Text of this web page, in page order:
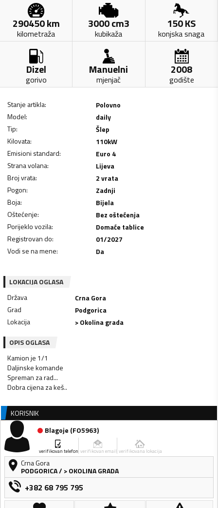
290450km
kilometraža
3000cm3
kubikaža
150KS
konjska snaga
Dizel
gorivo
Manuelni
mjenjač
2008
godište
Stanje artikla:
Polovno
Model:
daily
Tip:
Šlep
Kilovata: 110kW
Emisioni standard:
Euro 4
Strana volana:
Lijeva
Broj vrata:
2 vrata
Pogon:
Zadnji
Boja:
Bijela
Oštećenje:
Bez oštećenja
Porijeklo vozila:
Domaće tablice
Registrovan do:
01/2027
Vodi se na mene: Da
LOKACIJA OGLASA
Država
Crna Gora
Grad
Podgorica
Lokacija
> Okolina grada
OPIS OGLASA
Kamion je 1/1
Daljinske komande
Spreman za rad...
Dobra cijena za keš..
KORISNIK
Blagoje (FO5963)
verifikovan telefon verifikovan email verifikovana lokacija
Crna Gora
PODGORICA/ > OKOLINA GRADA
+382 68 795 795